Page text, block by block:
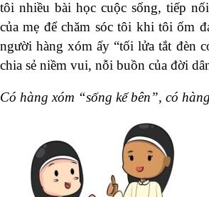
tôi nhiều bài học cuộc sống, tiếp
của mẹ để chăm sóc tôi khi tôi ốm
người hàng xóm ấy “tối lửa tắt đèn
chia sẻ niềm vui, nỗi buồn của đời
Có hàng xóm “sống kế bên”, có